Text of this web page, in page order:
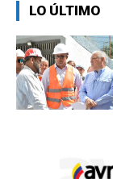
LO ÚLTIMO